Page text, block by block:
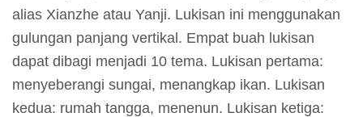
a
alias Xianzhe atau Yanji. Lukisan ini menggunakan
gulungan panjang vertikal. Empat buah lukisan
dapat dibagi menjadi 10 tema. Lukisan pertama:
menyeberangi sungai, menangkap ikan. Lukisan
kedua: rumah tangga, menenun. Lukisan ketiga: